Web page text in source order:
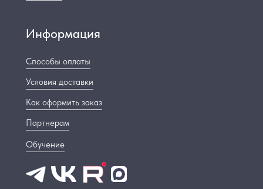
Информация
Способы оплаты
Условия доставки
Как оформить заказ
Обучение
Партнерам